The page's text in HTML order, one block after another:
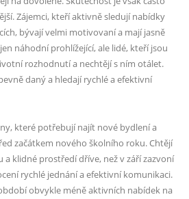
Zájemci, kteří aktivně sledují nabídky
bývají velmi motivovaní a mají jasně
náhodní prohlížející, ale lidé, kteří jsou
rozhodnutí a nechtějí s ním otálet.
daný a hledají rychlé a efektivní
které potřebují najít nové bydlení a
začátkem nového školního roku. Chtějí
klidné prostředí dříve, než v září zazvoní
rychlé jednání a efektivní komunikaci.
obvykle méně aktivních nabídek na